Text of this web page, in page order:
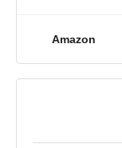
Amazon